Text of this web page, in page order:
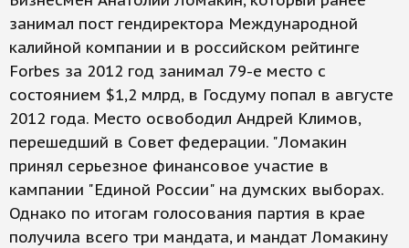
занимал пост гендиректора Международной
калийной компании и в российском рейтинге
Forbes за 2012 год занимал 79-е место с
состоянием $1,2 млрд, в Госдуму попал в августе
2012 года. Место освободил Андрей Климов,
перешедший в Совет федерации. "Ломакин
принял серьезное финансовое участие в
кампании "Единой России" на думских выборах.
Однако по итогам голосования партия в крае
получила всего три мандата, и мандат Ломакину